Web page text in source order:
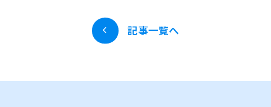
記事一覧へ